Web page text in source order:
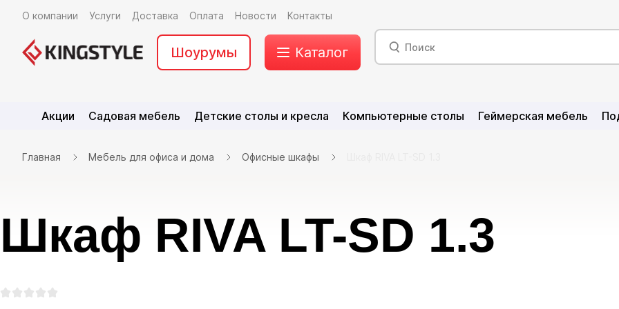
О компании Услуги Доставка Оплата Новости Контакты
Шоурумы Каталог
Акции Садовая мебель Детские столы и кресла Компьютерные столы Геймерская мебель
Главная Мебель для офиса и дома Офисные шкафы
Шкаф RIVA LT-SD 1.3